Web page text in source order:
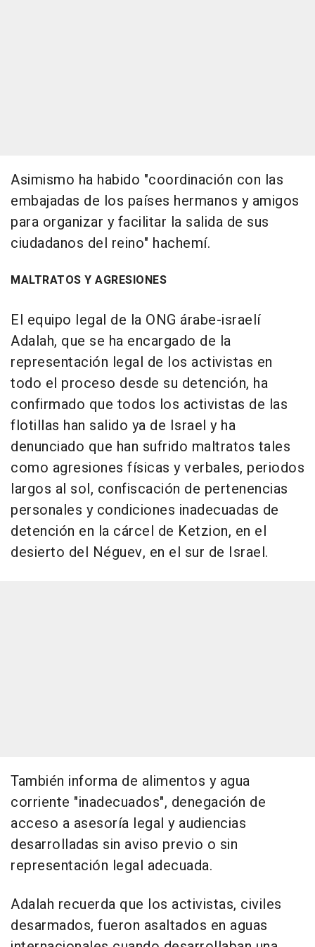
Asimismo ha habido "coordinación con las
embajadas de los países hermanos y amigos
para organizar y facilitar la salida de sus
ciudadanos del reino" hachemí.
MALTRATOS Y AGRESIONES
El equipo legal de la ONG árabe-israelí
Adalah, que se ha encargado de la
representación legal de los activistas en
todo el proceso desde su detención, ha
confirmado que todos los activistas de las
flotillas han salido ya de Israel y ha
denunciado que han sufrido maltratos tales
como agresiones físicas y verbales, periodos
largos al sol, confiscación de pertenencias
personales y condiciones inadecuadas de
detención en la cárcel de Ketzion, en el
desierto del Néguev, en el sur de Israel.
También informa de alimentos y agua
corriente "inadecuados", denegación de
acceso a asesoría legal y audiencias
desarrolladas sin aviso previo o sin
representación legal adecuada.
Adalah recuerda que los activistas, civiles
desarmados, fueron asaltados en aguas